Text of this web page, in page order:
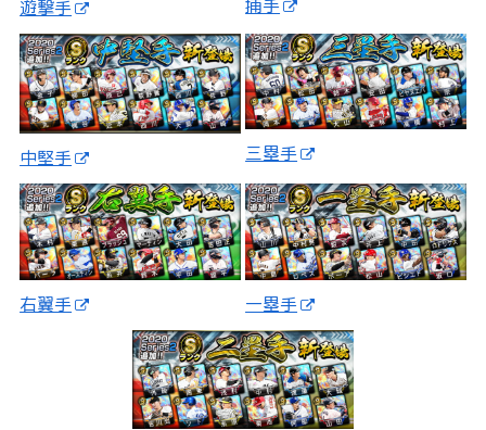
遊撃手 捕手
中堅手 三塁手
右翼手 一塁手